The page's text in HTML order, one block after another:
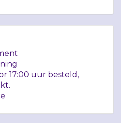
17:00 uur besteld,